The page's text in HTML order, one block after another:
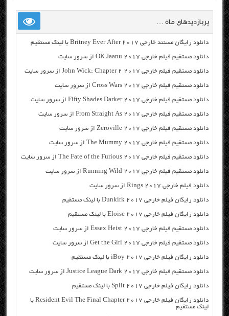
پربازدیدهای ماه …
دانلود رایگان مسنتد خارجی Britney Ever After 2017 با لینک مستقیم
دانلود مستقیم فیلم خارجی OK Jaanu 2017 از سرور سایت
دانلود مستقیم فیلم خارجی John Wick: Chapter 2 2017 از سرور سایت
دانلود مستقیم فیلم خارجی Cross Wars 2017 از سرور سایت
دانلود مستقیم فیلم خارجی Fifty Shades Darker 2017 از سرور سایت
دانلود مستقیم فیلم خارجی From Straight As 2017 از سرور سایت
دانلود مستقیم فیلم خارجی Zeroville 2017 از سرور سایت
دانلود مستقیم فیلم خارجی The Mummy 2017 از سرور سایت
دانلود مستقیم فیلم خارجی The Fate of the Furious 2017 از سرور سایت
دانلود مستقیم فیلم خارجی Running Wild 2017 از سرور سایت
دانلود فیلم خارجی Rings 2017 از سرور سایت
دانلود رایگان فیلم خارجی Dunkirk 2017 با لینک مستقیم
دانلود رایگان فیلم خارجی Eloise 2017 با لینک مستقیم
دانلود مستقیم فیلم خارجی Essex Heist 2017 از سرور سایت
دانلود مستقیم فیلم خارجی Get the Girl 2017 از سرور سایت
دانلود رایگان فیلم خارجی iBoy 2017 با لینک مستقیم
دانلود مستقیم فیلم خارجی Justice League Dark 2017 از سرور سایت
دانلود رایگان فیلم خارجی Split 2017 با لینک مستقیم
دانلود رایگان فیلم خارجی Resident Evil The Final Chapter 2017 با
لینک مستقیم